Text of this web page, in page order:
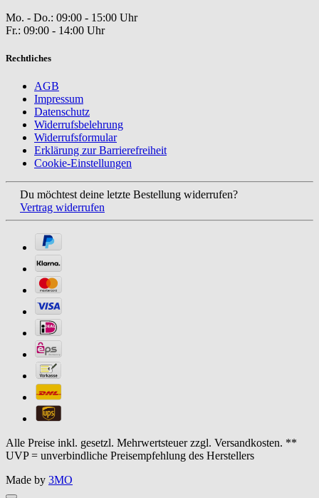
Mo. - Do.: 09:00 - 15:00 Uhr
Fr.: 09:00 - 14:00 Uhr
Rechtliches
AGB
Impressum
Datenschutz
Widerrufsbelehrung
Widerrufsformular
Erklärung zur Barrierefreiheit
Cookie-Einstellungen
Du möchtest deine letzte Bestellung widerrufen?
Vertrag widerrufen
Alle Preise inkl. gesetzl. Mehrwertsteuer zzgl. Versandkosten. **
UVP = unverbindliche Preisempfehlung des Herstellers
Made by 3MO